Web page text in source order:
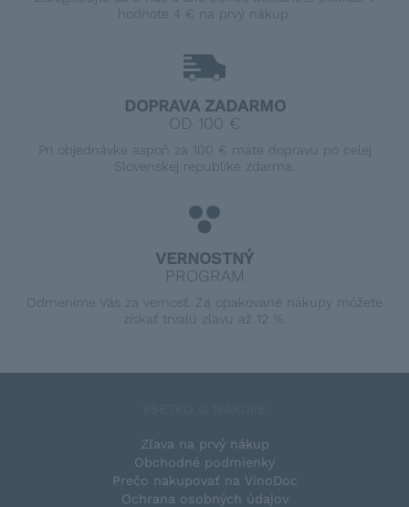
hodnote 4 € na prvý nákup.
DOPRAVA ZADARMO
OD 100 €
Pri objednávke aspoň za 100 € máte dopravu po celej
Slovenskej republike zdarma.
VERNOSTNÝ
PROGRAM
Odmeníme Vás za vernosť. Za opakované nákupy môžete
získať trvalú zľavu až 12 %.
Zľava na prvý nákup
Obchodné podmienky
Prečo nakupovať na VinoDoc
Ochrana osobných údajov